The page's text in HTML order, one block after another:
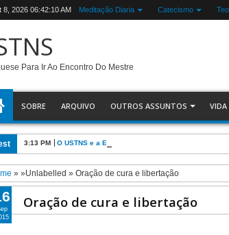
8, 2026 06:42:11 AM Meditação Diaria Catecismo
Para Ir Ao Encontro Do Mestre
SOBRE ARQUIVO OUTROS ASSUNTOS
3:13 PM O USTNS e a Eucaristia
» »Unlabelled »Oração de cura e libertação
Oração de cura e libertação